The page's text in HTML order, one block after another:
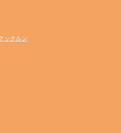
ックルン